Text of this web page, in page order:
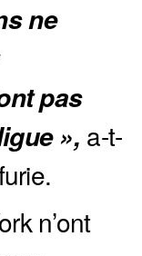
ne
pas
», a-t-
n’ont